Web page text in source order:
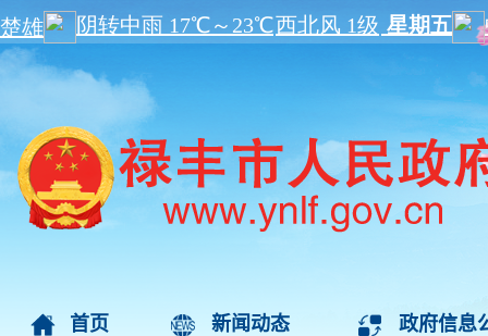
首页 新闻动态 政府信息